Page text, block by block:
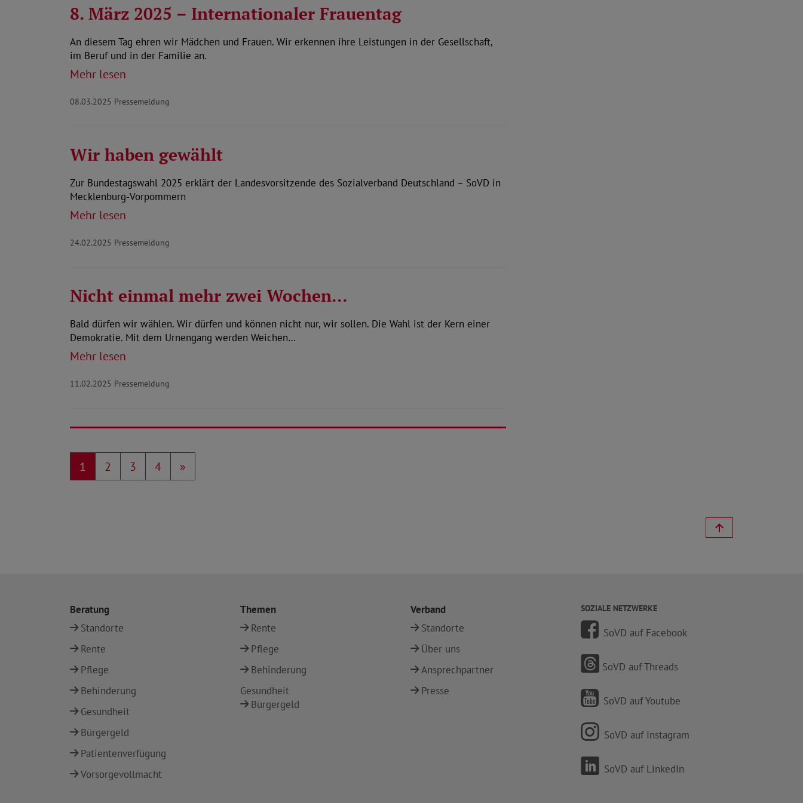
8. März 2025 – Internationaler Frauentag
An diesem Tag ehren wir Mädchen und Frauen. Wir erkennen ihre Leistungen in der Gesellschaft,
im Beruf und in der Familie an.
Mehr lesen
08.03.2025 Pressemeldung
Wir haben gewählt
Zur Bundestagswahl 2025 erklärt der Landesvorsitzende des Sozialverband Deutschland – SoVD in
Mecklenburg-Vorpommern
Mehr lesen
24.02.2025 Pressemeldung
Nicht einmal mehr zwei Wochen…
Bald dürfen wir wählen. Wir dürfen und können nicht nur, wir sollen. Die Wahl ist der Kern einer
Demokratie. Mit dem Urnengang werden Weichen…
Mehr lesen
11.02.2025 Pressemeldung
1 2 3 4 »
Beratung
Standorte
Rente
Pflege
Behinderung
Gesundheit
Bürgergeld
Patientenverfügung
Vorsorgevollmacht
Themen
Rente
Pflege
Behinderung
Gesundheit
Bürgergeld
Verband
Standorte
Über uns
Ansprechpartner
Presse
SOZIALE NETZWERKE
SoVD auf Facebook
SoVD auf Threads
SoVD auf Youtube
SoVD auf Instagram
SoVD auf LinkedIn